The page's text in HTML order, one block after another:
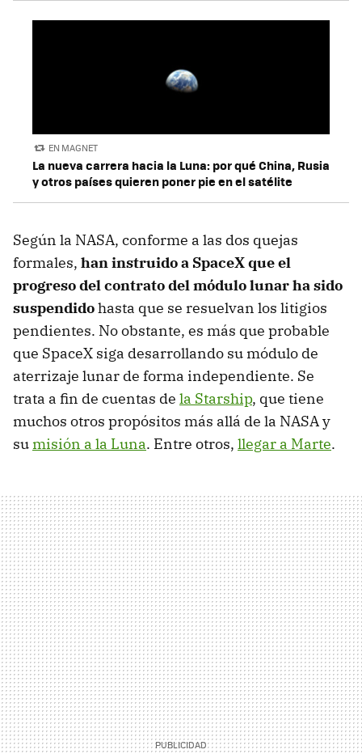
EN MAGNET
La nueva carrera hacia la Luna: por qué China, Rusia
y otros países quieren poner pie en el satélite
Según la NASA, conforme a las dos quejas
formales, han instruido a SpaceX que el
progreso del contrato del módulo lunar ha sido
suspendidohasta que se resuelvan los litigios
pendientes. No obstante, es más que probable
que SpaceX siga desarrollando su módulo de
aterrizaje lunar de forma independiente. Se
trata a fin de cuentas de la Starship, que tiene
muchos otros propósitos más allá de la NASA y
sumisión a la Luna. Entre otros, llegar a Marte.